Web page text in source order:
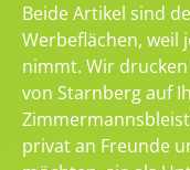
Beide Artikel sind
Werbeflächen, weil
nimmt. Wir
von Starnberg auf
privat an Freunde